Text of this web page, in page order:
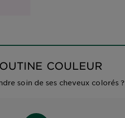
COULEUR
soin de ses cheveux colorés ?